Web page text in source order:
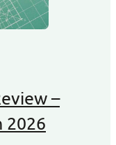
–
2026